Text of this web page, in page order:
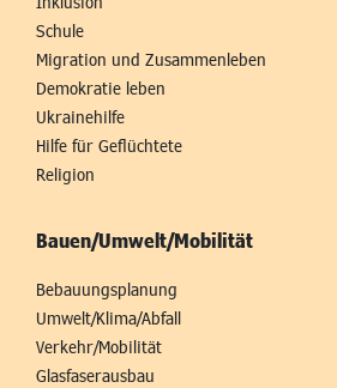
Schule
Migration und Zusammenleben
Demokratie leben
Ukrainehilfe
Hilfe für Geflüchtete
Religion
Bauen/Umwelt/Mobilität
Bebauungsplanung
Umwelt/Klima/Abfall
Verkehr/Mobilität
Glasfaserausbau